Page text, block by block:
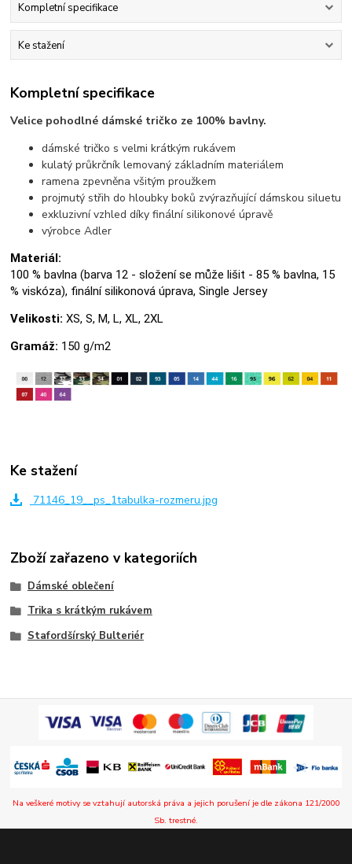
Kompletní specifikace
Ke stažení
Kompletní specifikace
Velice pohodlné dámské tričko ze 100% bavlny.
dámské tričko s velmi krátkým rukávem
kulatý průkrčník lemovaný základním materiálem
ramena zpevněna všitým proužkem
projmutý střih do hloubky boků zvýrazňující dámskou siluetu
exkluzivní vzhled díky finální silikonové úpravě
výrobce Adler
Materiál:
100 % bavlna (barva 12 - složení se může lišit - 85 % bavlna, 15
% viskóza), finální silikonová úprava, Single Jersey
Velikosti: XS, S, M, L, XL, 2XL
Gramáž: 150 g/m2
Ke stažení
71146_19__ps_1tabulka-rozmeru.jpg
Zboží zařazeno v kategoriích
Dámské oblečení
Trika s krátkým rukávem
Stafordšírský Bulteriér
Na veškeré motivy se vztahují autorská práva a jejich porušení je dle zákona 121/2000
Sb. trestné.